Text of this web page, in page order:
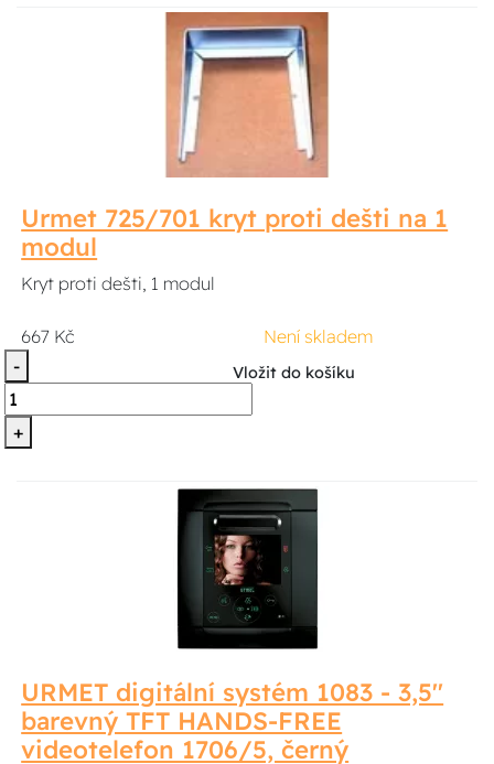
Urmet 725/701 kryt proti dešti na 1
modul
Kryt proti dešti, 1 modul
667 Kč
Není skladem
-
+
Vložit do košíku
URMET digitální systém 1083 - 3,5''
barevný TFT HANDS-FREE
videotelefon 1706/5, černý